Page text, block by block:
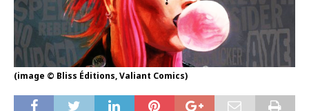
(image © Bliss Éditions, Valiant Comics)